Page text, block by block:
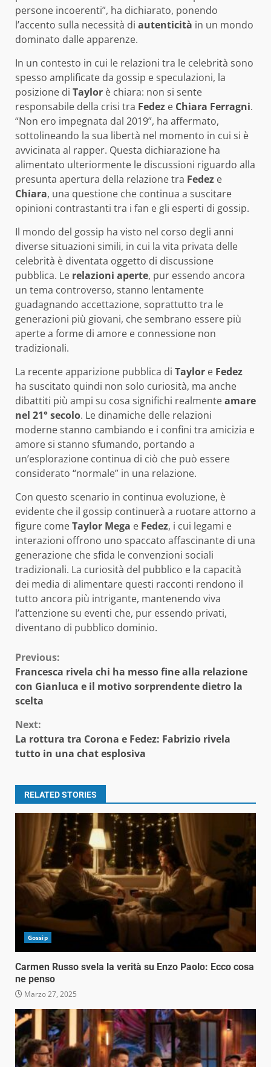
persone incoerenti”, ha dichiarato, ponendo
l’accento sulla necessità di autenticità in un mondo
dominato dalle apparenze.
In un contesto in cui le relazioni tra le celebrità sono
spesso amplificate da gossip e speculazioni, la
posizione di Taylor è chiara: non si sente
responsabile della crisi tra Fedez e Chiara Ferragni.
“Non ero impegnata dal 2019”, ha affermato,
sottolineando la sua libertà nel momento in cui si è
avvicinata al rapper. Questa dichiarazione ha
alimentato ulteriormente le discussioni riguardo alla
presunta apertura della relazione tra Fedez e
Chiara, una questione che continua a suscitare
opinioni contrastanti tra i fan e gli esperti di gossip.
Il mondo del gossip ha visto nel corso degli anni
diverse situazioni simili, in cui la vita privata delle
celebrità è diventata oggetto di discussione
pubblica. Le relazioni aperte, pur essendo ancora
un tema controverso, stanno lentamente
guadagnando accettazione, soprattutto tra le
generazioni più giovani, che sembrano essere più
aperte a forme di amore e connessione non
tradizionali.
La recente apparizione pubblica di Taylor e Fedez
ha suscitato quindi non solo curiosità, ma anche
dibattiti più ampi su cosa significhi realmenteamare
nel 21° secolo. Le dinamiche delle relazioni
moderne stanno cambiando e i confini tra amicizia e
amore si stanno sfumando, portando a
un’esplorazione continua di ciò che può essere
considerato “normale” in una relazione.
Con questo scenario in continua evoluzione, è
evidente che il gossip continuerà a ruotare attorno a
figure comeTaylor Mega e Fedez, i cui legami e
interazioni offrono uno spaccato affascinante di una
generazione che sfida le convenzioni sociali
tradizionali. La curiosità del pubblico e la capacità
dei media di alimentare questi racconti rendono il
tutto ancora più intrigante, mantenendo viva
l’attenzione su eventi che, pur essendo privati,
diventano di pubblico dominio.
Continue
Reading
Previous:
Francesca rivela chi ha messo fine alla relazione
con Gianluca e il motivo sorprendente dietro la
scelta
Next:
La rottura tra Corona e Fedez: Fabrizio rivela
tutto in una chat esplosiva
RELATED STORIES
Gossip
Carmen Russo svela la verità su Enzo Paolo: Ecco cosa
ne penso
Marzo 27, 2025